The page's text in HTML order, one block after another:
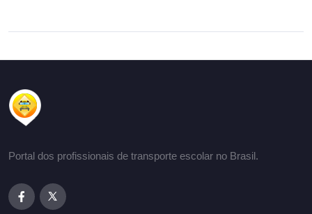
Portal dos profissionais de transporte escolar no Brasil.